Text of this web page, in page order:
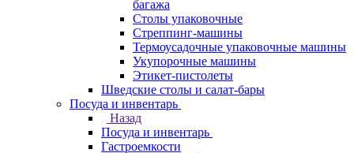
багажа
Столы упаковочные
Стреппинг-машины
Термоусадочные упаковочные машины
Укупорочные машины
Этикет-пистолеты
Шведские столы и салат-бары
Посуда и инвентарь
Назад
Посуда и инвентарь
Гастроемкости